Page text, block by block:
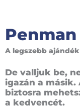
A legszebb
De valljuk be,
igazán a
biztosra
a kedvencét.